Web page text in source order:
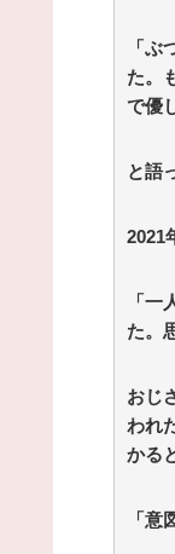
36
から
ドライ
「
た。
で優
と語
2021
「
た。
おじ
われ
かる
「